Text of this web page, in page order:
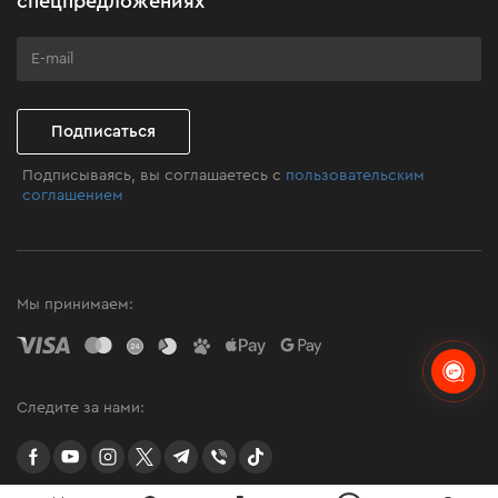
Программа лояльности
Подписаться
Подписываясь, вы соглашаетесь с пользовательским
соглашением
Мы принимаем:
Следите за нами:
facebookyoutubeinstagramtwittertelegram
Viber TikTok